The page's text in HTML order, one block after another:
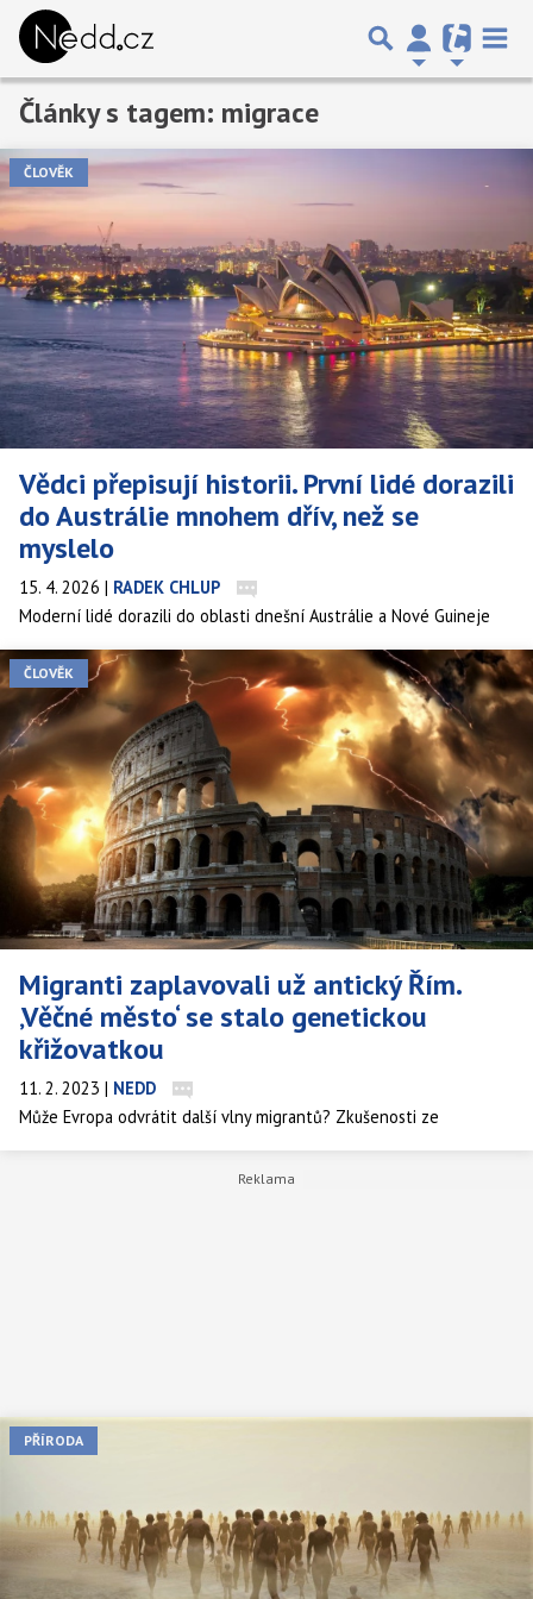
Články s tagem: migrace
ČLOVĚK
Vědci přepisují historii. První lidé dorazili
do Austrálie mnohem dřív, než se
myslelo
15. 4. 2026 | RADEK CHLUP
Moderní lidé dorazili do oblasti dnešní Austrálie a Nové Guineje
zřejmě mnohem dříve, než si část vědců myslela. Nová mezinárodní
studie totiž naznačuje, že první migrace proběhla už před zhruba
60 tisíci lety.
ČLOVĚK
Migranti zaplavovali už antický Řím.
‚Věčné město‘ se stalo genetickou
křižovatkou
11. 2. 2023 | NEDD
Může Evropa odvrátit další vlny migrantů? Zkušenosti ze
starověkého Říma tomu nenasvědčují. Studie popsala, jak se „věčné
město“ stalo genetickou křižovatkou a jak v genetickém mixu jeho
PŘÍRODA
Předchozí 1 2 Další